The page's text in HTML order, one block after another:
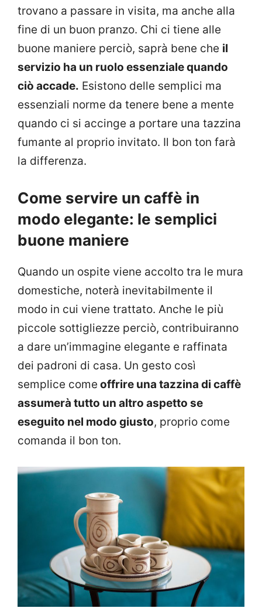
trovano a passare in visita, ma anche alla
fine di un buon pranzo. Chi ci tiene alle
buone maniere perciò, saprà bene che il
servizio ha un ruolo essenziale quando
ciò accade. Esistono delle semplici ma
essenziali norme da tenere bene a mente
quando ci si accinge a portare una tazzina
fumante al proprio invitato. Il bon ton farà
la differenza.
Come servire un caffè in
modo elegante: le semplici
buone maniere
Quando un ospite viene accolto tra le mura
domestiche, noterà inevitabilmente il
modo in cui viene trattato. Anche le più
piccole sottigliezze perciò, contribuiranno
a dare un’immagine elegante e raffinata
dei padroni di casa. Un gesto così
semplice come offrire una tazzina di caffè
assumerà tutto un altro aspetto se
eseguito nel modo giusto, proprio come
comanda il bon ton.